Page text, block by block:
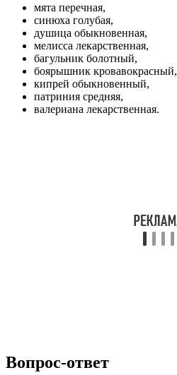
мята перечная,
синюха голубая,
душица обыкновенная,
мелисса лекарственная,
багульник болотный,
боярышник кровавокрасный,
кипрей обыкновенный,
патриния средняя,
валериана лекарственная.
Вопрос-ответ